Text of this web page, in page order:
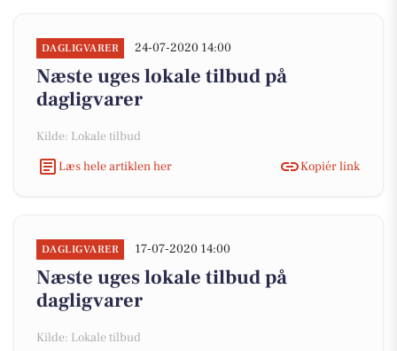
DAGLIGVARER 24-07-2020 14:00
Næste uges lokale tilbud på
dagligvarer
Kilde: Lokale tilbud
Læs hele artiklen her
Kopiér link
DAGLIGVARER 17-07-2020 14:00
Næste uges lokale tilbud på
dagligvarer
Kilde: Lokale tilbud